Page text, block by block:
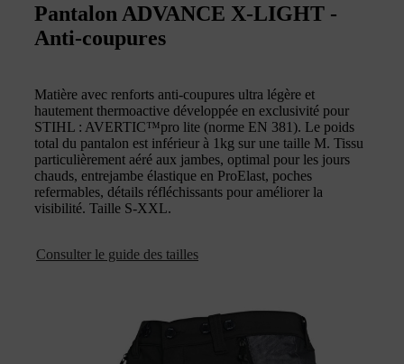
Pantalon ADVANCE X-LIGHT -
Anti-coupures
Matière avec renforts anti-coupures ultra légère et
hautement thermoactive développée en exclusivité pour
STIHL : AVERTIC™pro lite (norme EN 381). Le poids
total du pantalon est inférieur à 1kg sur une taille M. Tissu
particulièrement aéré aux jambes, optimal pour les jours
chauds, entrejambe élastique en ProElast, poches
refermables, détails réfléchissants pour améliorer la
visibilité. Taille S-XXL.
Consulter le guide des tailles